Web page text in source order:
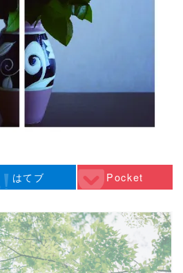
はてブ Pocket